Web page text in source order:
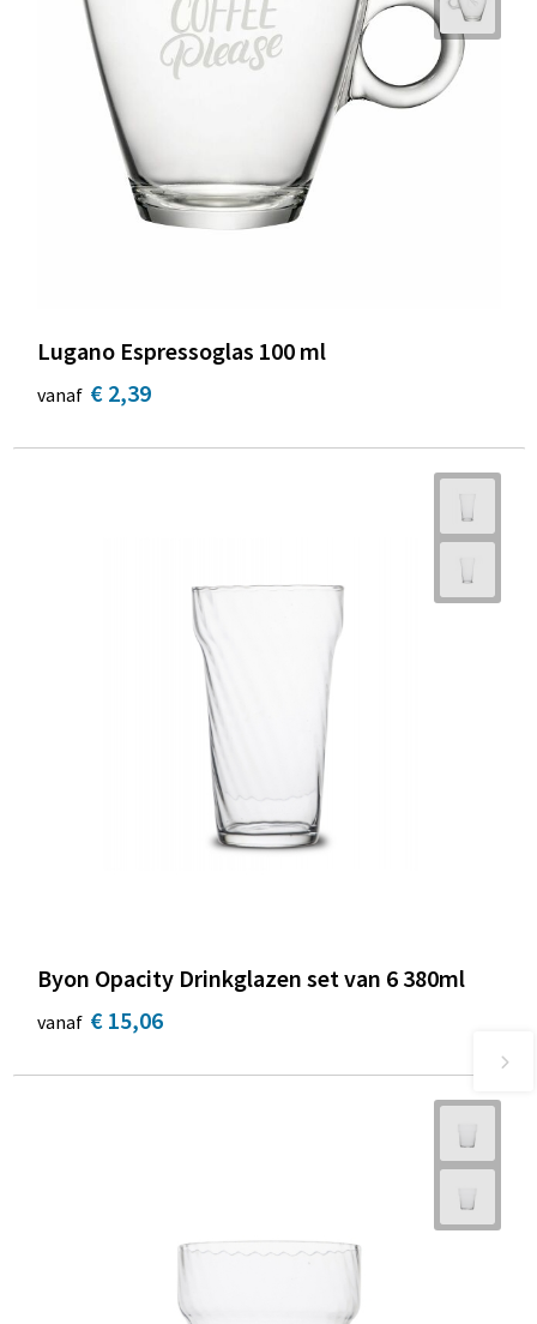
Lugano Espressoglas 100 ml
vanaf € 2,39
Byon Opacity Drinkglazen set van 6 380ml
vanaf € 15,06